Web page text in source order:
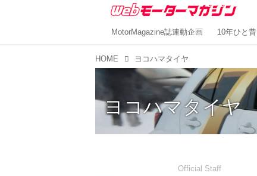
MotorMagazine誌連動企画 10年ひと昔
HOME ヨコハマタイヤ
ヨコハマタイヤ
Official Staff